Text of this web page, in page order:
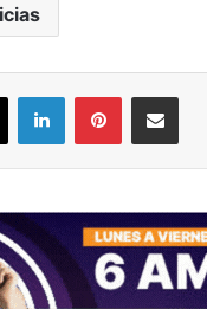
X LinkedInPinterestShare via Email